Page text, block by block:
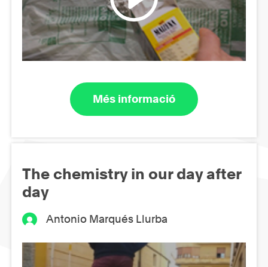
Més informació
The chemistry in our day after
day
Antonio Marqués Llurba